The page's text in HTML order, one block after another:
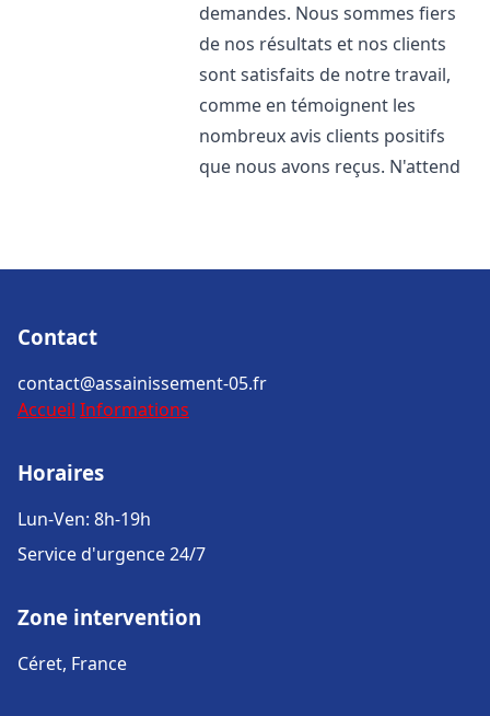
demandes. Nous sommes fiers
de nos résultats et nos clients
sont satisfaits de notre travail,
comme en témoignent les
nombreux avis clients positifs
que nous avons reçus. N'attend
Contact
contact@assainissement-05.fr
Accueil Informations
Horaires
Lun-Ven: 8h-19h
Service d'urgence 24/7
Zone intervention
Céret, France